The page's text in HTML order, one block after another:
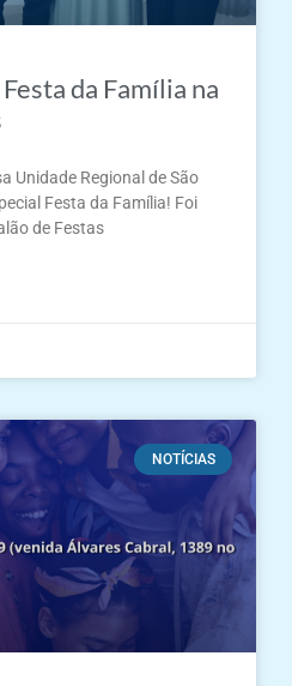
da Família na
Unidade Regional de São
Festa da Família! Foi
de Festas
NOTÍCIAS